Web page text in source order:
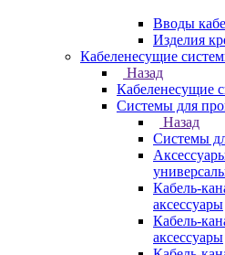
Вводы
Изделия
Кабеленесущие
Назад
Кабеленесущие
Системы для
Назад
Системы
Кабель-
аксессуары
Кабель-
аксессуары